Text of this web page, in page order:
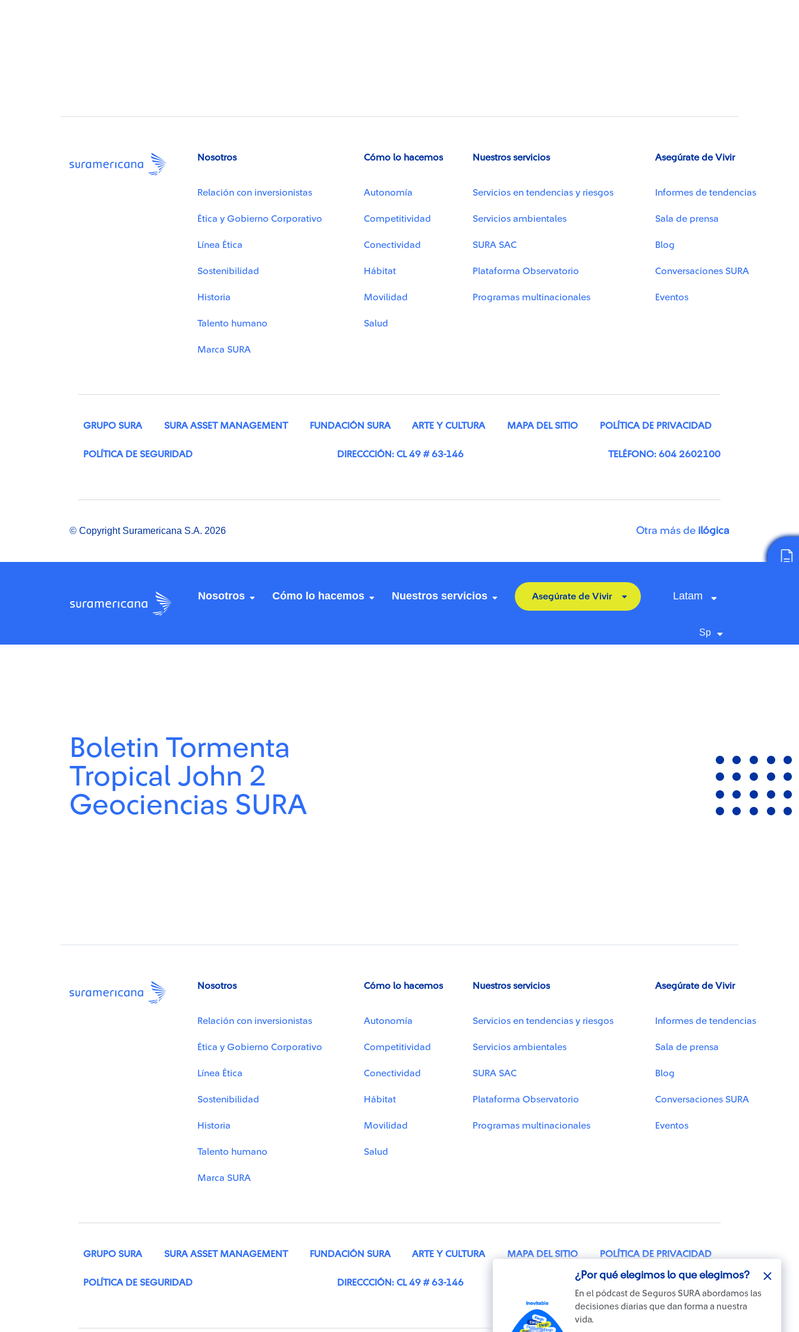
¿Por qué elegimos lo que elegimos?
En el pódcast de Seguros SURA abordamos las
decisiones diarias que dan forma a nuestra
vida.
Nosotros
Relación con inversionistas
Ética y Gobierno Corporativo
Línea Ética
Sostenibilidad
Historia
Talento humano
Marca SURA
Cómo lo hacemos
Autonomía
Competitividad
Conectividad
Hábitat
Movilidad
Salud
Nuestros servicios
Servicios en tendencias y riesgos
Servicios ambientales
SURA SAC
Plataforma Observatorio
Programas multinacionales
Asegúrate de Vivir
Informes de tendencias
Sala de prensa
Blog
Conversaciones SURA
Eventos
GRUPO SURA SURA ASSET MANAGEMENT FUNDACIÓN SURA ARTE Y CULTURA MAPA DEL SITIO POLÍTICA DE PRIVACIDAD
POLÍTICA DE SEGURIDAD DIRECCCIÓN: CL 49 # 63-146 TELÉFONO: 604 2602100
© Copyright Suramericana S.A. 2026 Otra más de ilógica
Nosotros Cómo lo hacemos Nuestros servicios Asegúrate de Vivir Latam
¿Por qué elegimos lo que elegimos?
En el pódcast de Seguros SURA abordamos las
decisiones diarias que dan forma a nuestra
vida.
Boletin Tormenta
Tropical John 2
Geociencias SURA
Nosotros
Relación con inversionistas
Ética y Gobierno Corporativo
Línea Ética
Sostenibilidad
Historia
Talento humano
Marca SURA
Cómo lo hacemos
Autonomía
Competitividad
Conectividad
Hábitat
Movilidad
Salud
Nuestros servicios
Servicios en tendencias y riesgos
Servicios ambientales
SURA SAC
Plataforma Observatorio
Programas multinacionales
Asegúrate de Vivir
Informes de tendencias
Sala de prensa
Blog
Conversaciones SURA
Eventos
GRUPO SURA SURA ASSET MANAGEMENT FUNDACIÓN SURA ARTE Y CULTURA MAPA DEL SITIO POLÍTICA DE PRIVACIDAD
POLÍTICA DE SEGURIDAD DIRECCCIÓN: CL 49 # 63-146 TELÉFONO: 604 2602100